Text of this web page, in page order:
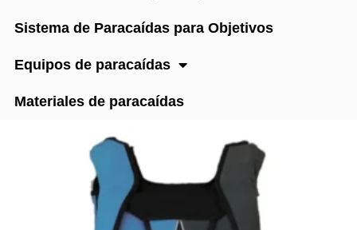
Sistema de Paracaídas para Objetivos
Equipos de paracaídas
Materiales de paracaídas